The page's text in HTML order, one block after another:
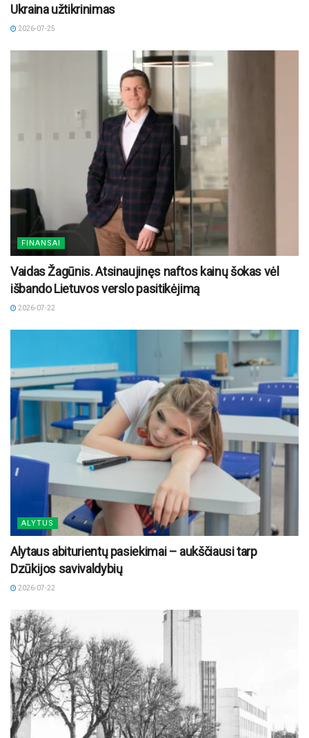
Ukraina užtikrinimas
2026-07-25
FINANSAI
Vaidas Žagūnis. Atsinaujinęs naftos kainų šokas vėl
išbando Lietuvos verslo pasitikėjimą
2026-07-22
ALYTUS
Alytaus abiturientų pasiekimai – aukščiausi tarp
Dzūkijos savivaldybių
2026-07-22